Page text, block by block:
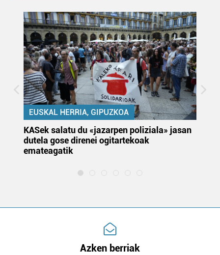
EUSKAL HERRIA, GIPUZKOA
KASek salatu du «jazarpen poliziala» jasan
dutela gose direnei ogitartekoak
emateagatik
Azken berriak